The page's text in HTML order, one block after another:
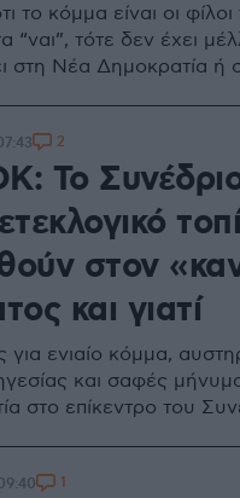
το κόμμα είναι οι
“ναι”, τότε δεν έχει
στη Νέα Δημοκρατία ή
Το
στον
και γιατί
για ενιαίο κόμμα,
και σαφές
στο επίκεντρο του
2
1